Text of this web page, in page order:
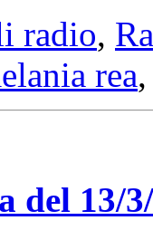
radio,
rea
del 13/